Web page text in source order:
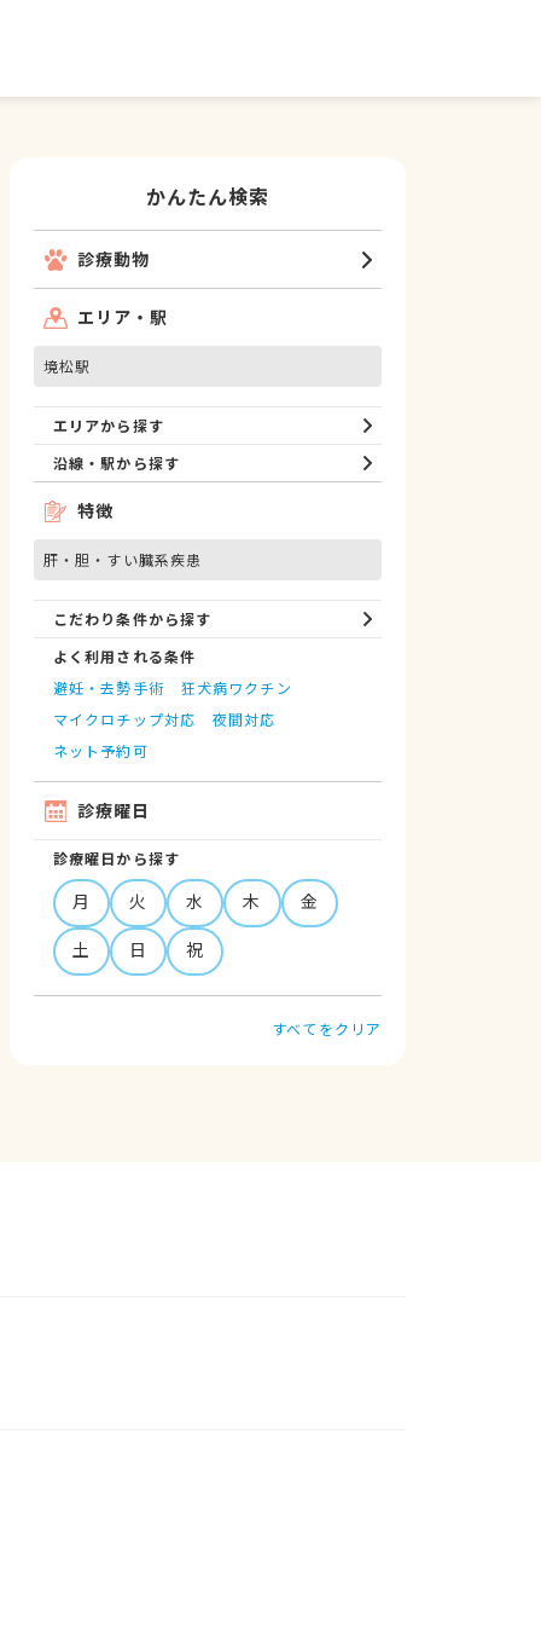
かんたん検索
診療動物
エリア・駅
境松駅
エリアから探す
沿線・駅から探す
特徴
肝・胆・すい臓系疾患
こだわり条件から探す
よく利用される条件
避妊・去勢手術
狂犬病ワクチン
マイクロチップ対応
夜間対応
ネット予約可
診療曜日
診療曜日から探す
月 火 水 木
金
土
日 祝
すべてをクリア